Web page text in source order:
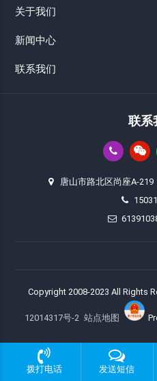
关于我们
新闻中心
联系我们
联系
唐山市路北区尚座A-
Copyright 2008-2023 All Rights
12014317号-2 站点地图
拨打电话 发送短信